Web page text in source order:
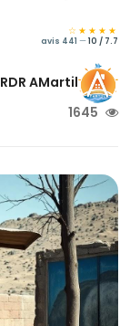
★★★★☆
7.7 / 10
—
441 avis
RDR AMartil